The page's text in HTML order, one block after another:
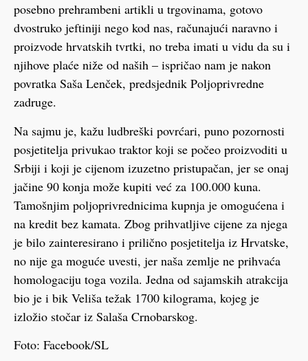
posebno prehrambeni artikli u trgovinama, gotovo
dvostruko jeftiniji nego kod nas, računajući naravno i
proizvode hrvatskih tvrtki, no treba imati u vidu da su i
njihove plaće niže od naših – ispričao nam je nakon
povratka Saša Lenček, predsjednik Poljoprivredne
zadruge.
Na sajmu je, kažu ludbreški povrćari, puno pozornosti
posjetitelja privukao traktor koji se počeo proizvoditi u
Srbiji i koji je cijenom izuzetno pristupačan, jer se onaj
jačine 90 konja može kupiti već za 100.000 kuna.
Tamošnjim poljoprivrednicima kupnja je omogućena i
na kredit bez kamata. Zbog prihvatljive cijene za njega
je bilo zainteresirano i prilično posjetitelja iz Hrvatske,
no nije ga moguće uvesti, jer naša zemlje ne prihvaća
homologaciju toga vozila. Jedna od sajamskih atrakcija
bio je i bik Veliša težak 1700 kilograma, kojeg je
izložio stočar iz Salaša Crnobarskog.
Foto: Facebook/SL